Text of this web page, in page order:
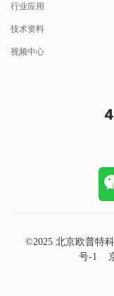
行业应用
技术资料
视频中心
©2025 北京欧普特
号-1